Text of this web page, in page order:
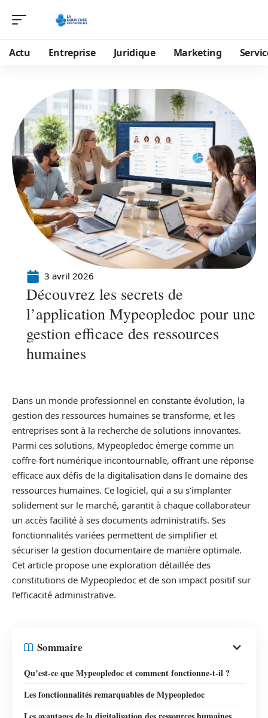
Actu Entreprise Juridique Marketing
3 avril 2026
Découvrez les secrets de
l’application Mypeopledoc pour une
gestion efficace des ressources
humaines
Dans un monde professionnel en constante évolution, la
gestion des ressources humaines se transforme, et les
entreprises sont à la recherche de solutions innovantes.
Parmi ces solutions, Mypeopledoc émerge comme un
coffre-fort numérique incontournable, offrant une réponse
efficace aux défis de la digitalisation dans le domaine des
ressources humaines. Ce logiciel, qui a su s’implanter
solidement sur le marché, garantit à chaque collaborateur
un accès facilité à ses documents administratifs. Ses
fonctionnalités variées permettent de simplifier et
sécuriser la gestion documentaire de manière optimale.
Cet article propose une exploration détaillée des
constitutions de Mypeopledoc et de son impact positif sur
l’efficacité administrative.
Sommaire
Qu’est-ce que Mypeopledoc et comment fonctionne-t-il ?
Les fonctionnalités remarquables de Mypeopledoc